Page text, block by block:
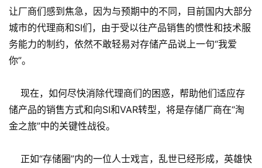
让厂商们感到焦急，因为与预期中的不同，目前国内大部分
城市的代理商和SI们，由于受以往产品销售的惯性和技术服
务能力的制约，依然不敢轻易对存储产品说上一句“我爱
你”。
现在，如何尽快消除代理商们的困惑，帮助他们适应存
储产品的销售方式和向SI和VAR转型，将是存储厂商在“淘
金之旅”中的关键性战役。
正如“存储圈”内的一位人士戏言，乱世已经形成，英雄快